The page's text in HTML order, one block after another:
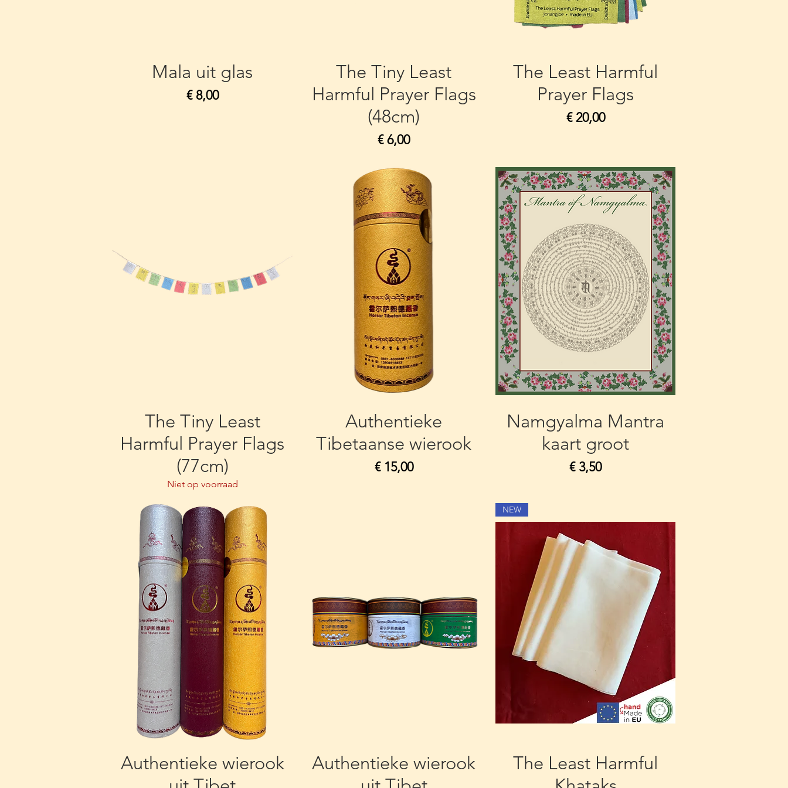
Mala uit glas
Prijs
€ 8,00
The Tiny Least
Harmful Prayer Flags
(48cm)
Prijs
€ 6,00
The Least Harmful
Prayer Flags
Prijs
€ 20,00
The Tiny Least
Harmful Prayer Flags
(77cm)
Niet op voorraad
Authentieke
Tibetaanse wierook
Prijs
€ 15,00
Namgyalma Mantra
kaart groot
Prijs
€ 3,50
Authentieke wierook
Authentieke wierook
NEW
The Least Harmful